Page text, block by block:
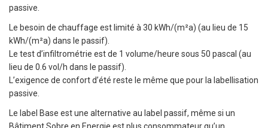
passive.
Le besoin de chauffage est limité à 30 kWh/(m²a) (au lieu de 15
kWh/(m²a) dans le passif).
Le test d’infiltrométrie est de 1 volume/heure sous 50 pascal (au
lieu de 0.6 vol/h dans le passif).
L’exigence de confort d’été reste le même que pour la labellisation
passive.
Le label Base est une alternative au label passif, même si un